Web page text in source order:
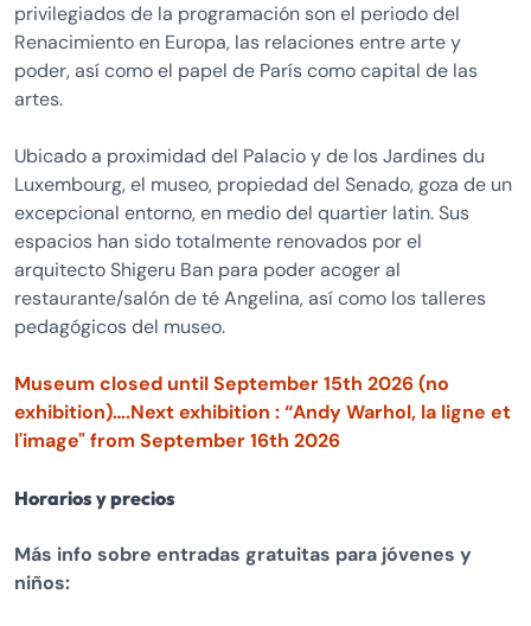
privilegiados de la programación son el periodo del
Renacimiento en Europa, las relaciones entre arte y
poder, así como el papel de París como capital de las
artes.
Ubicado a proximidad del Palacio y de los Jardines du
Luxembourg, el museo, propiedad del Senado, goza de un
excepcional entorno, en medio del quartier latin. Sus
espacios han sido totalmente renovados por el
arquitecto Shigeru Ban para poder acoger al
restaurante/salón de té Angelina, así como los talleres
pedagógicos del museo.
Museum closed until September 15th 2026 (no
exhibition)….Next exhibition : “Andy Warhol, la ligne et
l'image" from September 16th 2026
Horarios y precios
Más info sobre entradas gratuitas para jóvenes y
niños: